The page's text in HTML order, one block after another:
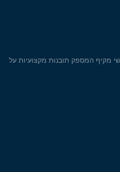
מקיף המספק תובנות מקצועיות על